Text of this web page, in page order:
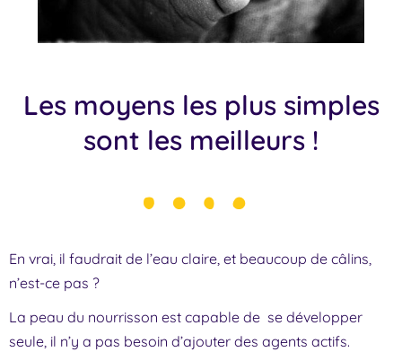
Les moyens les plus simples
sont les meilleurs !
En vrai, il faudrait de l’eau claire, et beaucoup de câlins,
n’est-ce pas ?
La peau du nourrisson est capable de se développer
seule, il n’y a pas besoin d’ajouter des agents actifs.